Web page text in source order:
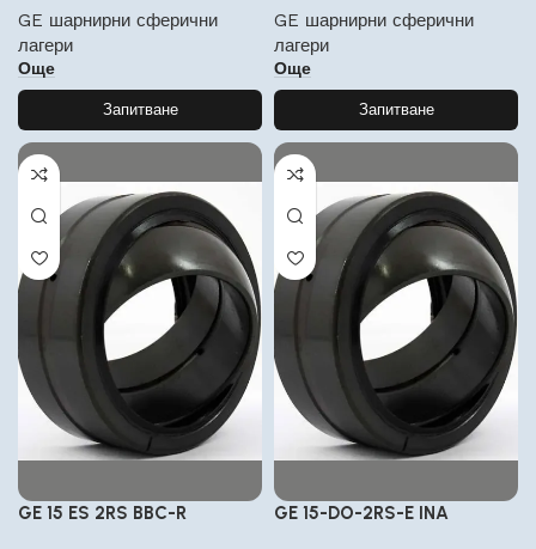
GE шарнирни сферични
лагери
Още
Запитване
GE шарнирни сферични
лагери
Още
Запитване
GE 15 ES 2RS BBC-R GE 15-DO-2RS-E INA